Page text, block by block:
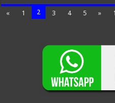
« 1 2 3 4 5 »